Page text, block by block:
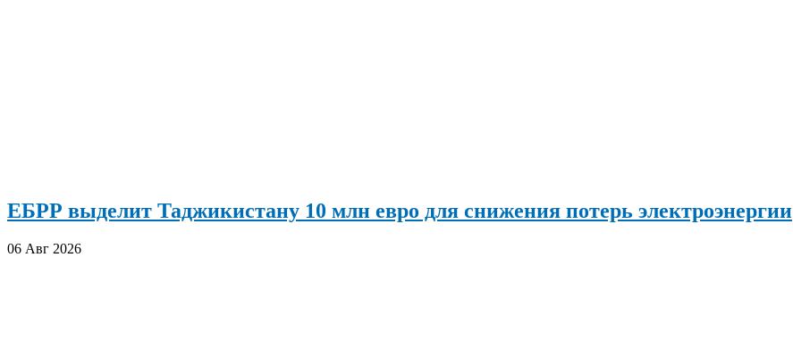
ЕБРР выделит Таджикистану 10 млн евро для снижения потерь электроэнергии
06 Авг 2026